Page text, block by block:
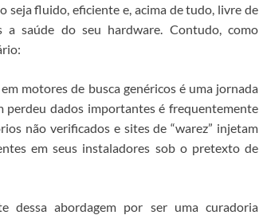
seja fluido, eficiente e, acima de tudo, livre de
a saúde do seu hardware. Contudo, como
em motores de busca genéricos é uma jornada
perdeu dados importantes é frequentemente
não verificados e sites de “warez” injetam
em seus instaladores sob o pretexto de
dessa abordagem por ser uma curadoria